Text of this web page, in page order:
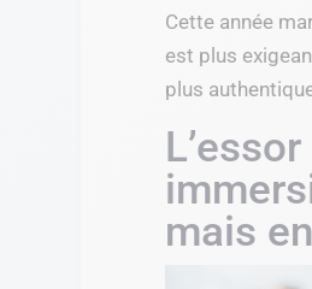
Cette année
est plus
plus
mais